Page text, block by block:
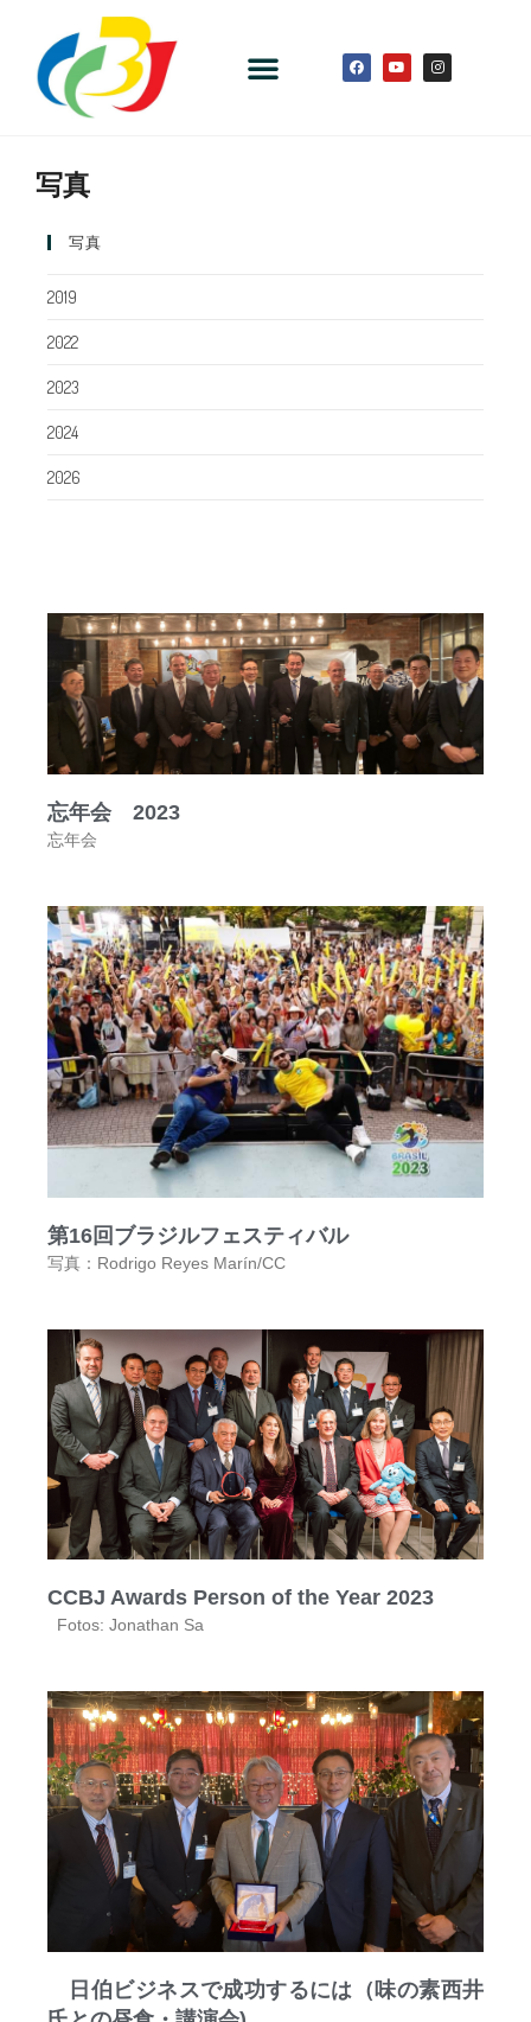
写真
写真
2019
2022
2023
2024
2026
忘年会 2023
忘年会
第16回ブラジルフェスティバル
写真：Rodrigo Reyes Marín/CC
CCBJ Awards Person of the Year 2023
Fotos: Jonathan Sa
日伯ビジネスで成功するには（味の素西井